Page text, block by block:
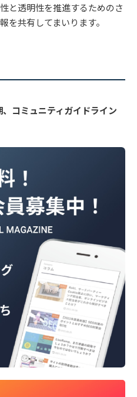
と透明性を推進するためのさ
を共有してまいります。
コミュニティガイドライン